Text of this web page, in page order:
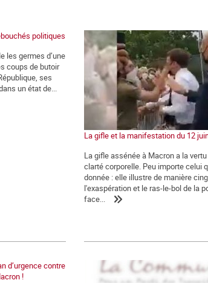
politiques
les germes d’une
coups de butoir
ses
un état de...
La gifle et la manifestation du 12
La gifle assénée à Macron a la
clarté corporelle. Peu importe celui
donnée : elle illustre de manière
l'exaspération et le ras-le-bol de la
face...
d’urgence contre
!